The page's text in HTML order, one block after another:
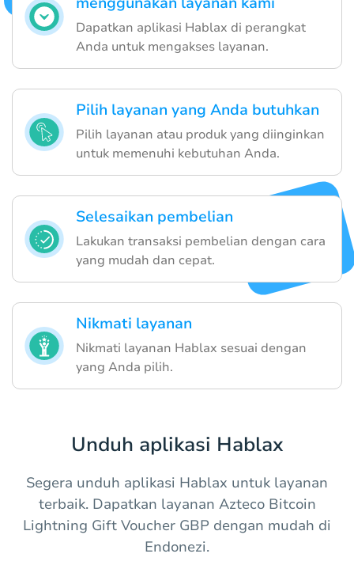
Dapatkan aplikasi Hablax di perangkat
Anda untuk mengakses layanan.
Pilih layanan yang Anda butuhkan
Pilih layanan atau produk yang diinginkan
untuk memenuhi kebutuhan Anda.
Selesaikan pembelian
Lakukan transaksi pembelian dengan cara
yang mudah dan cepat.
Nikmati layanan
Nikmati layanan Hablax sesuai dengan
yang Anda pilih.
Unduh aplikasi Hablax
Segera unduh aplikasi Hablax untuk layanan
terbaik. Dapatkan layanan Azteco Bitcoin
Lightning Gift Voucher GBP dengan mudah di
Endonezi.